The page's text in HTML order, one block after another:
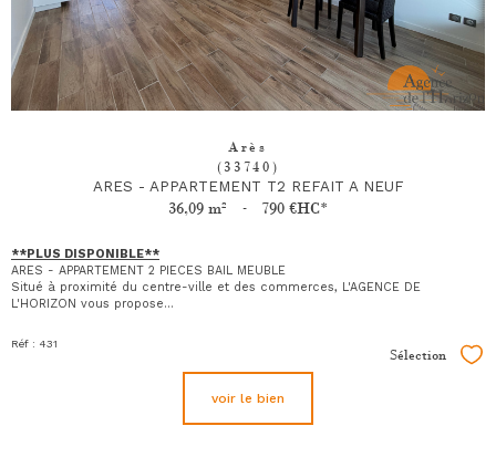
Arès
(33740)
ARES - APPARTEMENT T2 REFAIT A NEUF
36,09 m² - 790 €HC*
**PLUS DISPONIBLE**
ARES - APPARTEMENT 2 PIECES BAIL MEUBLE
Situé à proximité du centre-ville et des commerces, L'AGENCE DE
L'HORIZON vous propose...
Réf : 431
Sélection
voir le bien